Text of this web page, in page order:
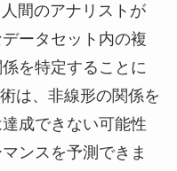
間のアナリストが
ータセット内の複
を特定することに
は、非線形の関係を
成できない可能性
ンスを予測できま